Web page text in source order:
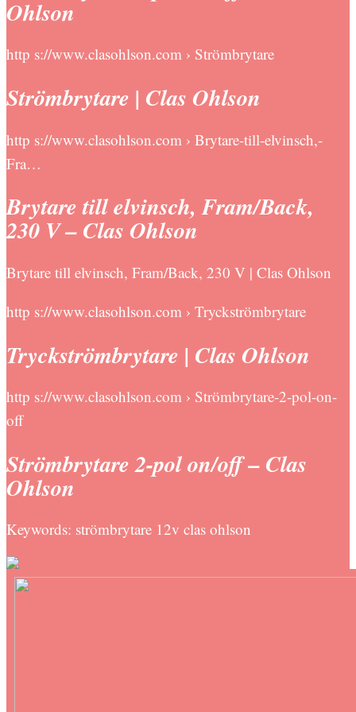
Ohlson
http s://www.clasohlson.com › Strömbrytare
Strömbrytare | Clas Ohlson
http s://www.clasohlson.com › Brytare-till-elvinsch,-
Fra…
Brytare till elvinsch, Fram/Back,
230 V – Clas Ohlson
Brytare till elvinsch, Fram/Back, 230 V | Clas Ohlson
http s://www.clasohlson.com › Tryckströmbrytare
Tryckströmbrytare | Clas Ohlson
http s://www.clasohlson.com › Strömbrytare-2-pol-on-
off
Strömbrytare 2-pol on/off – Clas
Ohlson
Keywords: strömbrytare 12v clas ohlson